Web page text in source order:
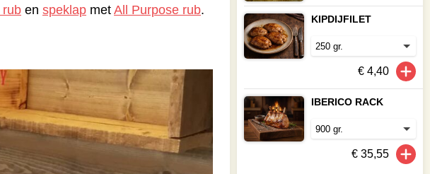
rub en speklap met All Purpose rub.
KIPDIJFILET
€ 4,40
IBERICO RACK
€ 35,55